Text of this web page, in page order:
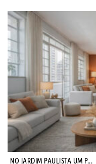
NO JARDIM PAULISTA UM P...